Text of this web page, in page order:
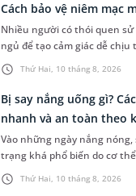
Thứ Hai, 10 tháng 8, 2026
Cách bảo vệ niêm mạc
Nhiều người có thói quen
ngủ để tạo cảm giác dễ
nóng bức. Tuy nhiên, không
gặp tình trạng khô mũ...
Thứ Hai, 10 tháng 8, 2026
Bị say nắng uống gì?
nhanh và an toàn theo
Vào những ngày nắng
trạng khá phổ biến do cơ
loạn điều hòa thân nhiệt,
hoạt động ngoài trời. Nh...